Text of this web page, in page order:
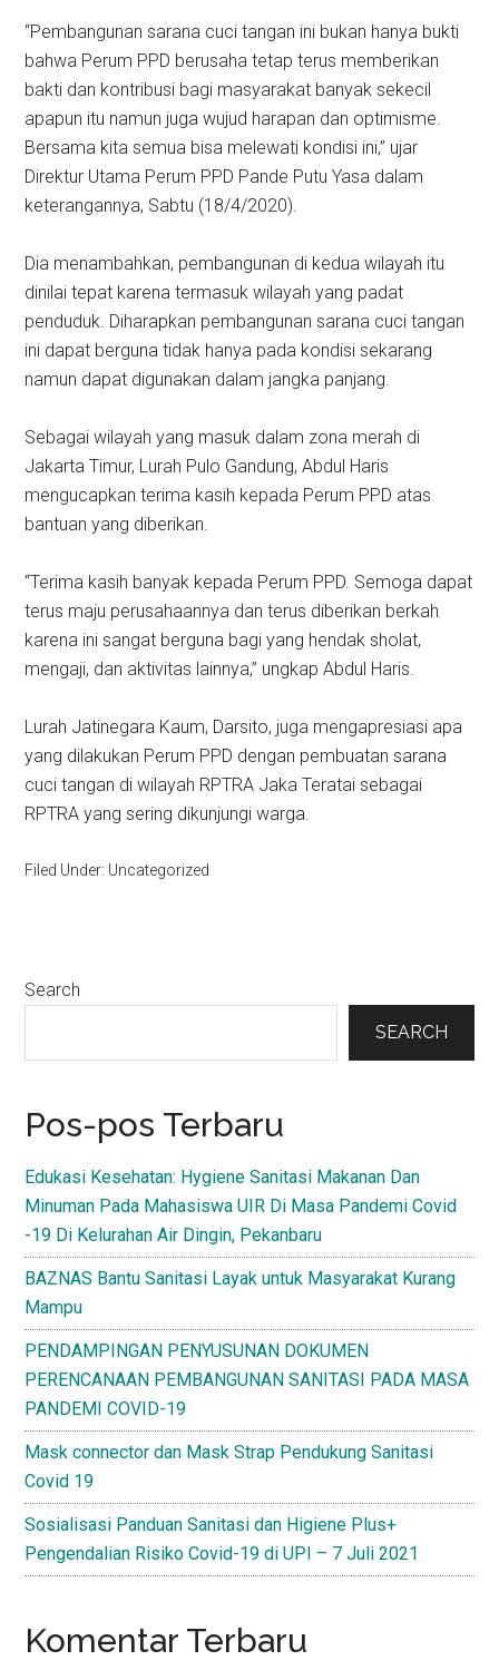
“Pembangunan sarana cuci tangan ini bukan hanya bukti
bahwa Perum PPD berusaha tetap terus memberikan
bakti dan kontribusi bagi masyarakat banyak sekecil
apapun itu namun juga wujud harapan dan optimisme.
Bersama kita semua bisa melewati kondisi ini,” ujar
Direktur Utama Perum PPD Pande Putu Yasa dalam
keterangannya, Sabtu (18/4/2020).
Dia menambahkan, pembangunan di kedua wilayah itu
dinilai tepat karena termasuk wilayah yang padat
penduduk. Diharapkan pembangunan sarana cuci tangan
ini dapat berguna tidak hanya pada kondisi sekarang
namun dapat digunakan dalam jangka panjang.
Sebagai wilayah yang masuk dalam zona merah di
Jakarta Timur, Lurah Pulo Gandung, Abdul Haris
mengucapkan terima kasih kepada Perum PPD atas
bantuan yang diberikan.
“Terima kasih banyak kepada Perum PPD. Semoga dapat
terus maju perusahaannya dan terus diberikan berkah
karena ini sangat berguna bagi yang hendak sholat,
mengaji, dan aktivitas lainnya,” ungkap Abdul Haris.
Lurah Jatinegara Kaum, Darsito, juga mengapresiasi apa
yang dilakukan Perum PPD dengan pembuatan sarana
cuci tangan di wilayah RPTRA Jaka Teratai sebagai
RPTRA yang sering dikunjungi warga.
Filed Under: Uncategorized
Primary
Search
SEARCH
Pos-pos Terbaru
Edukasi Kesehatan: Hygiene Sanitasi Makanan Dan
Minuman Pada Mahasiswa UIR Di Masa Pandemi Covid
-19 Di Kelurahan Air Dingin, Pekanbaru
BAZNAS Bantu Sanitasi Layak untuk Masyarakat Kurang
Mampu
PENDAMPINGAN PENYUSUNAN DOKUMEN
PERENCANAAN PEMBANGUNAN SANITASI PADA MASA
PANDEMI COVID-19
Mask connector dan Mask Strap Pendukung Sanitasi
Covid 19
Sosialisasi Panduan Sanitasi dan Higiene Plus+
Pengendalian Risiko Covid-19 di UPI – 7 Juli 2021
Komentar Terbaru